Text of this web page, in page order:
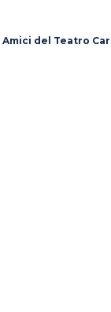
Amici del Teatro